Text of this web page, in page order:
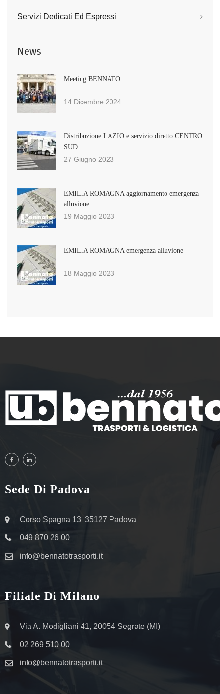
Servizi Dedicati Ed Espressi
News
Meeting BENNATO
14 Dicembre 2024
Distribuzione LAZIO e servizio diretto CENTRO
SUD
27 Giugno 2023
EMILIA ROMAGNA aggiornamento emergenza
alluvione
19 Maggio 2023
EMILIA ROMAGNA emergenza alluvione
18 Maggio 2023
Sede Di Padova
Corso Spagna 13, 35127 Padova
049 870 26 00
info@bennatotrasporti.it
Filiale Di Milano
Via A. Modigliani 41, 20054 Segrate (MI)
02 269 510 00
info@bennatotrasporti.it